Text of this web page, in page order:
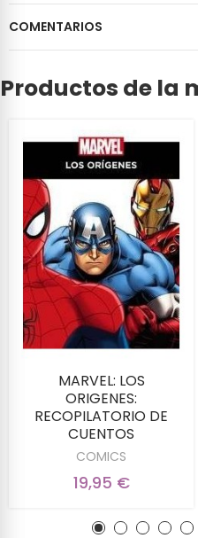
COMENTARIOS
Productos de la
MARVEL: LOS
ORIGENES:
RECOPILATORIO DE
CUENTOS
COMICS
19,95 €